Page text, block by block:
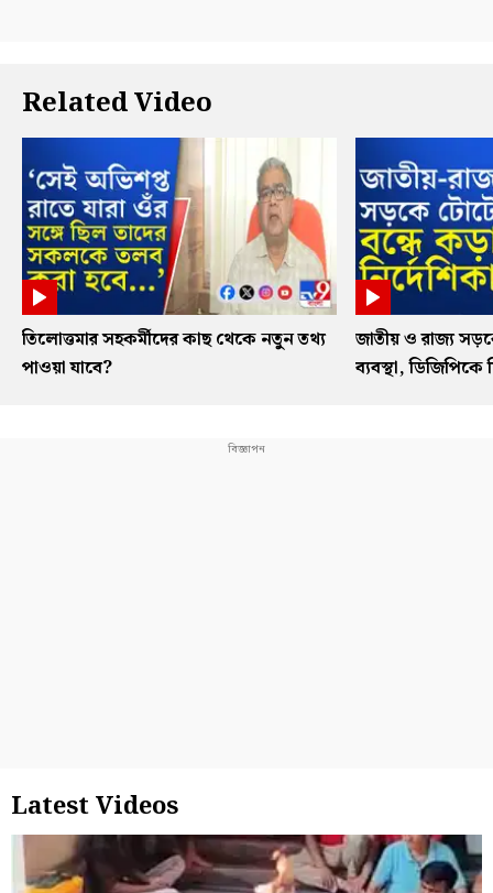
Related Video
তিলোত্তমার সহকর্মীদের কাছ থেকে নতুন তথ্য
পাওয়া যাবে?
জাতীয় ও রাজ্য
ব্যবস্থা,
Latest Videos